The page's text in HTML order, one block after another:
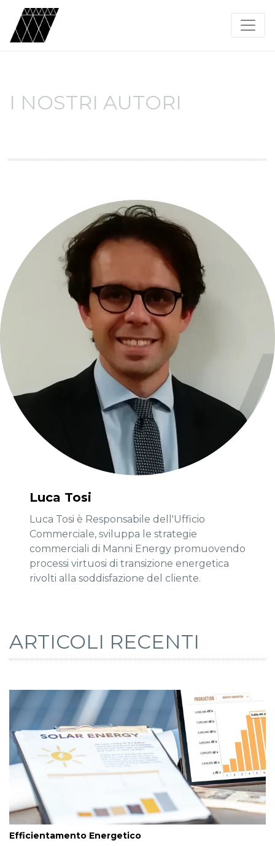
I NOSTRI AUTORI
Luca Tosi
Luca Tosi è Responsabile dell'Ufficio
Commerciale, sviluppa le strategie
commerciali di Manni Energy promuovendo
processi virtuosi di transizione energetica
rivolti alla soddisfazione del cliente.
ARTICOLI RECENTI
Efficientamento Energetico